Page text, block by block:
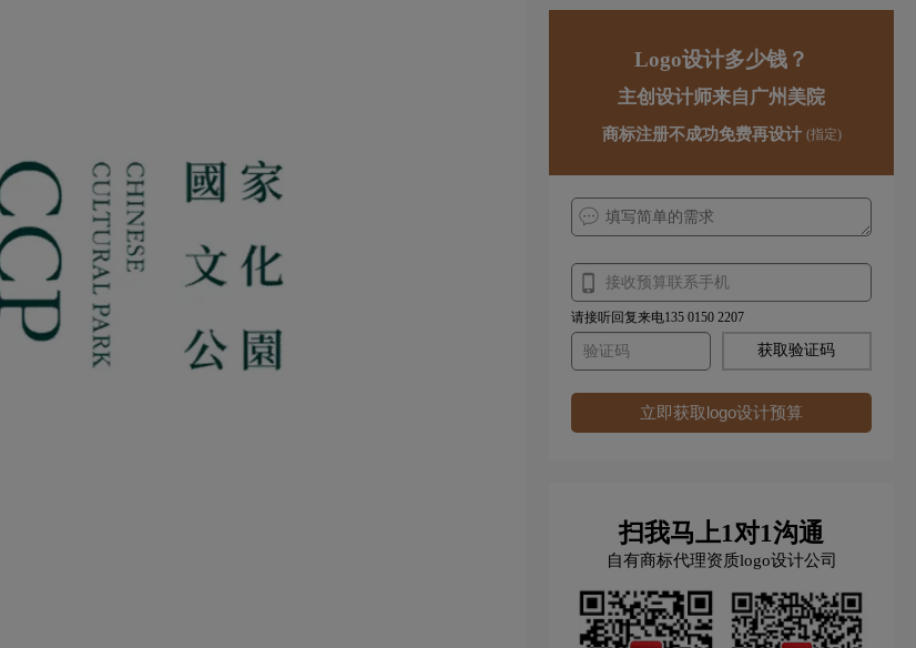
Logo设计多少钱？
主创设计师来自广州美院
商标注册不成功免费再设计 (指定)
请接听回复来电135 0150 2207
获取验证码
立即获取logo设计预算
扫我马上1对1沟通
自有商标代理资质logo设计公司